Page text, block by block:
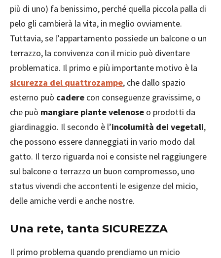
più di uno) fa benissimo, perché quella piccola palla di
pelo gli cambierà la vita, in meglio ovviamente.
Tuttavia, se l’appartamento possiede un balcone o un
terrazzo, la convivenza con il micio può diventare
problematica. Il primo e più importante motivo è la
sicurezza del quattrozampe, che dallo spazio
esterno può cadere con conseguenze gravissime, o
che può mangiare piante velenose o prodotti da
giardinaggio. Il secondo è l’incolumità dei vegetali,
che possono essere danneggiati in vario modo dal
gatto. Il terzo riguarda noi e consiste nel raggiungere
sul balcone o terrazzo un buon compromesso, uno
status vivendi che accontenti le esigenze del micio,
delle amiche verdi e anche nostre.
Una rete, tanta SICUREZZA
Il primo problema quando prendiamo un micio